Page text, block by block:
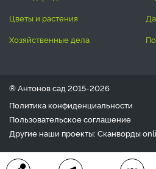
цветы и растения
хозяйственные дела
® Антонов сад 2015-2026
Политика конфиденциальности
Пользовательское соглашение
Другие наши проекты: Сканворды
Любое использование материала
письменного согласия редакции